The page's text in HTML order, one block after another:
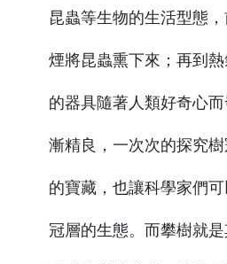
昆蟲等生物的生活型態
煙將昆蟲熏下來；再到
的器具隨著人類好奇心
漸精良，一次次的探究
的寶藏，也讓科學家們
冠層的生態。而攀樹就